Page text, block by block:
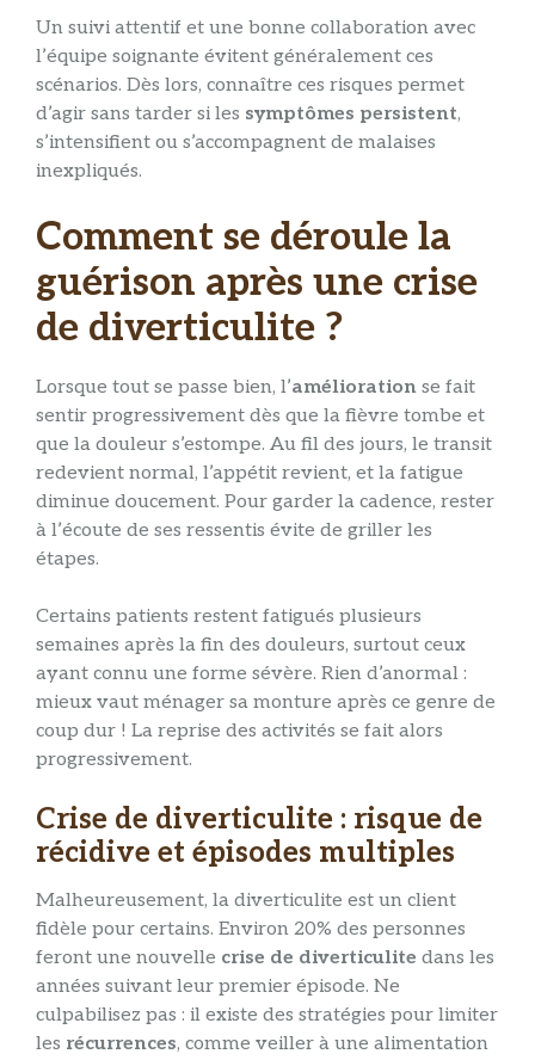
Un suivi attentif et une bonne collaboration avec
l’équipe soignante évitent généralement ces
scénarios. Dès lors, connaître ces risques permet
d’agir sans tarder si les symptômes persistent,
s’intensifient ou s’accompagnent de malaises
inexpliqués.
Comment se déroule la
guérison après une crise
de diverticulite ?
Lorsque tout se passe bien, l’amélioration se fait
sentir progressivement dès que la fièvre tombe et
que la douleur s’estompe. Au fil des jours, le transit
redevient normal, l’appétit revient, et la fatigue
diminue doucement. Pour garder la cadence, rester
à l’écoute de ses ressentis évite de griller les
étapes.
Certains patients restent fatigués plusieurs
semaines après la fin des douleurs, surtout ceux
ayant connu une forme sévère. Rien d’anormal :
mieux vaut ménager sa monture après ce genre de
coup dur ! La reprise des activités se fait alors
progressivement.
Crise de diverticulite : risque de
récidive et épisodes multiples
Malheureusement, la diverticulite est un client
fidèle pour certains. Environ 20% des personnes
feront une nouvelle crise de diverticulite dans les
années suivant leur premier épisode. Ne
culpabilisez pas : il existe des stratégies pour limiter
les récurrences, comme veiller à une alimentation